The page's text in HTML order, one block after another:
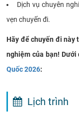
Dịch vụ chuyên
vẹn chuyến đi.
Hãy để chuyến đi này
nghiệm của bạn!
Quốc 2026:
Lịch trình